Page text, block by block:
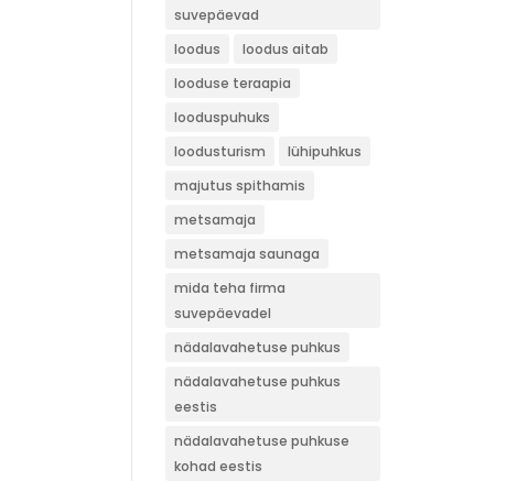
suvepäevad
loodus
loodus aitab
looduse teraapia
looduspuhuks
loodusturism
lühipuhkus
majutus spithamis
metsamaja
metsamaja saunaga
mida teha firma
suvepäevadel
nädalavahetuse puhkus
nädalavahetuse puhkus
eestis
nädalavahetuse puhkuse
kohad eestis